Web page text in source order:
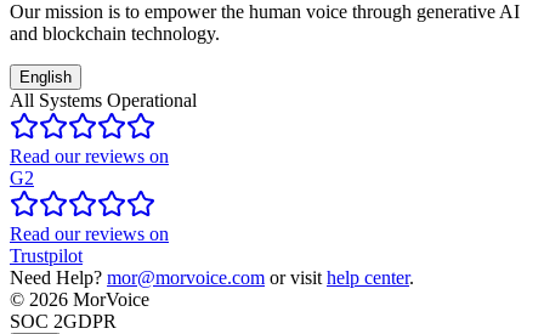
Our mission is to empower the human voice through generative AI
and blockchain technology.
English
All Systems Operational
Read our reviews on
G2
Read our reviews on
Trustpilot
Need Help? mor@morvoice.com or visit help center.
© 2026 MorVoice
SOC 2GDPR